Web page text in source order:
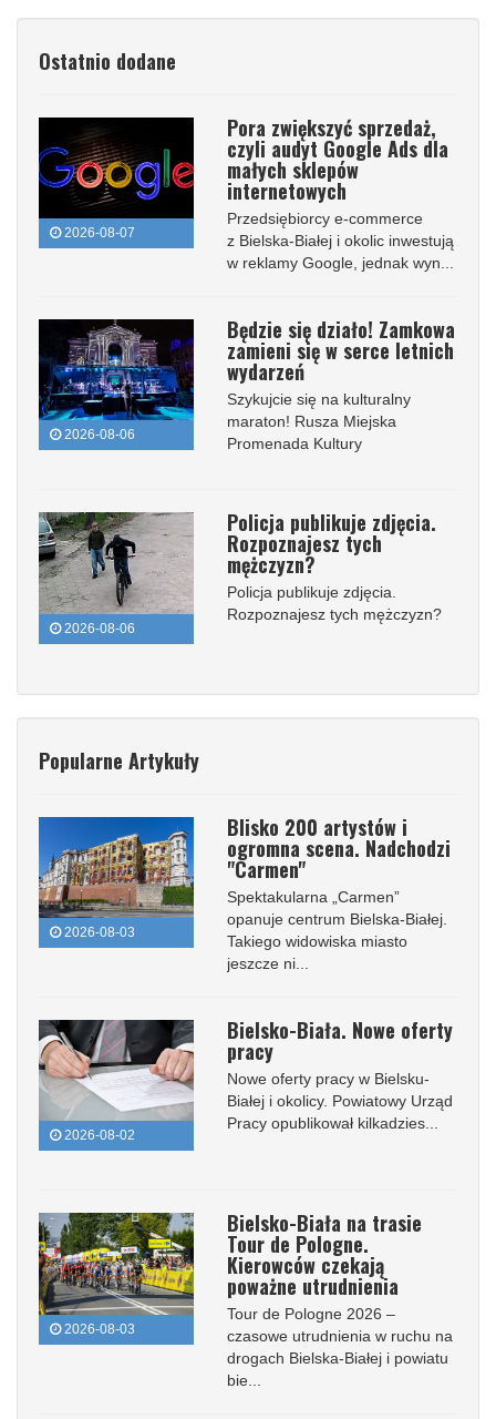
Ostatnio dodane
2026-08-07
Pora zwiększyć sprzedaż,
czyli audyt Google Ads dla
małych sklepów
internetowych
Przedsiębiorcy e-commerce
z Bielska-Białej i okolic inwestują
w reklamy Google, jednak wyn...
2026-08-06
Będzie się działo! Zamkowa
zamieni się w serce letnich
wydarzeń
Szykujcie się na kulturalny
maraton! Rusza Miejska
Promenada Kultury
2026-08-06
Policja publikuje zdjęcia.
Rozpoznajesz tych
mężczyzn?
Policja publikuje zdjęcia.
Rozpoznajesz tych mężczyzn?
Popularne Artykuły
2026-08-03
Blisko 200 artystów i
ogromna scena. Nadchodzi
"Carmen"
Spektakularna „Carmen”
opanuje centrum Bielska-Białej.
Takiego widowiska miasto
jeszcze ni...
2026-08-02
Bielsko-Biała. Nowe oferty
pracy
Nowe oferty pracy w Bielsku-
Białej i okolicy. Powiatowy Urząd
Pracy opublikował kilkadzies...
2026-08-03
Bielsko-Biała na trasie
Tour de Pologne.
Kierowców czekają
poważne utrudnienia
Tour de Pologne 2026 –
czasowe utrudnienia w ruchu na
drogach Bielska-Białej i powiatu
bie...